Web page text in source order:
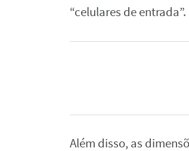
“celulares de entrada”.
Além disso, as